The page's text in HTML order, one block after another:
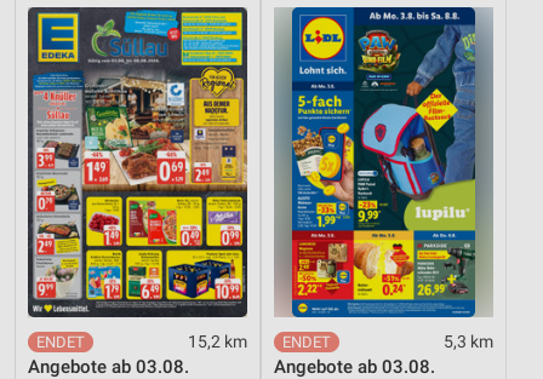
15,2 km
Angebote ab 03.08.
5,3 km
Angebote ab 03.08.